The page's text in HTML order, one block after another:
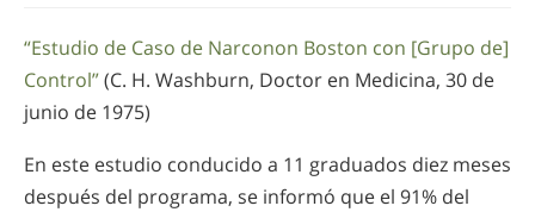
“Estudio de Caso de Narconon Boston con [Grupo de]
Control”(C. H. Washburn, Doctor en Medicina, 30 de
junio de 1975)
En este estudio conducido a 11 graduados diez meses
después del programa, se informó que el 91% del